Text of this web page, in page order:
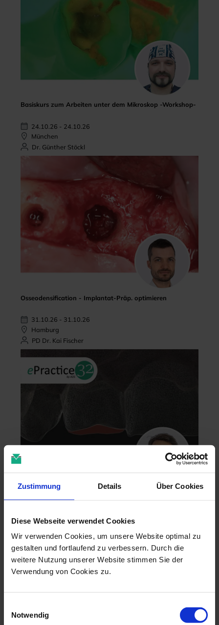
Zustimmung Details Über Cookies
Diese Webseite verwendet Cookies
Wir verwenden Cookies, um unsere Website optimal zu
gestalten und fortlaufend zu verbessern. Durch die
weitere Nutzung unserer Website stimmen Sie der
Verwendung von Cookies zu.
Notwendig
Basiskurs zum Arbeiten unter dem Mikroskop -Workshop-
24.10.26 - 24.10.26
München
Dr. Günther Stöckl
Osseodensification - Implantat-Präp. optimieren
31.10.26 - 31.10.26
Hamburg
PD Dr. Kai Fischer
Zahntechnik im 4D-Zeitalter
online
Dr. Christian Leonhardt